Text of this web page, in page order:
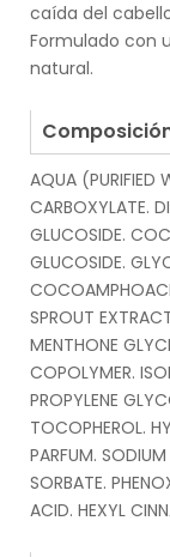
caída del
Formulado con
natural.
AQUA (PURIFIED
CARBOXYLATE.
GLUCOSIDE.
GLUCOSIDE.
SPROUT
MENTHONE
COPOLYMER.
PROPYLENE
TOCOPHEROL.
PARFUM.
SORBATE.
ACID. HEXYL